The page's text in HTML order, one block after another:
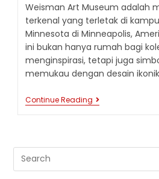
Weisman Art Museum adalah
terkenal yang terletak di
Minnesota di Minneapolis,
ini bukan hanya rumah bagi
menginspirasi, tetapi juga
memukau dengan desain
Continue Reading WEISMAN
ART
DAN